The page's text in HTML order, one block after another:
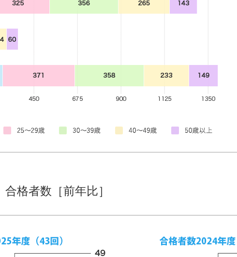
格者数［前年比］